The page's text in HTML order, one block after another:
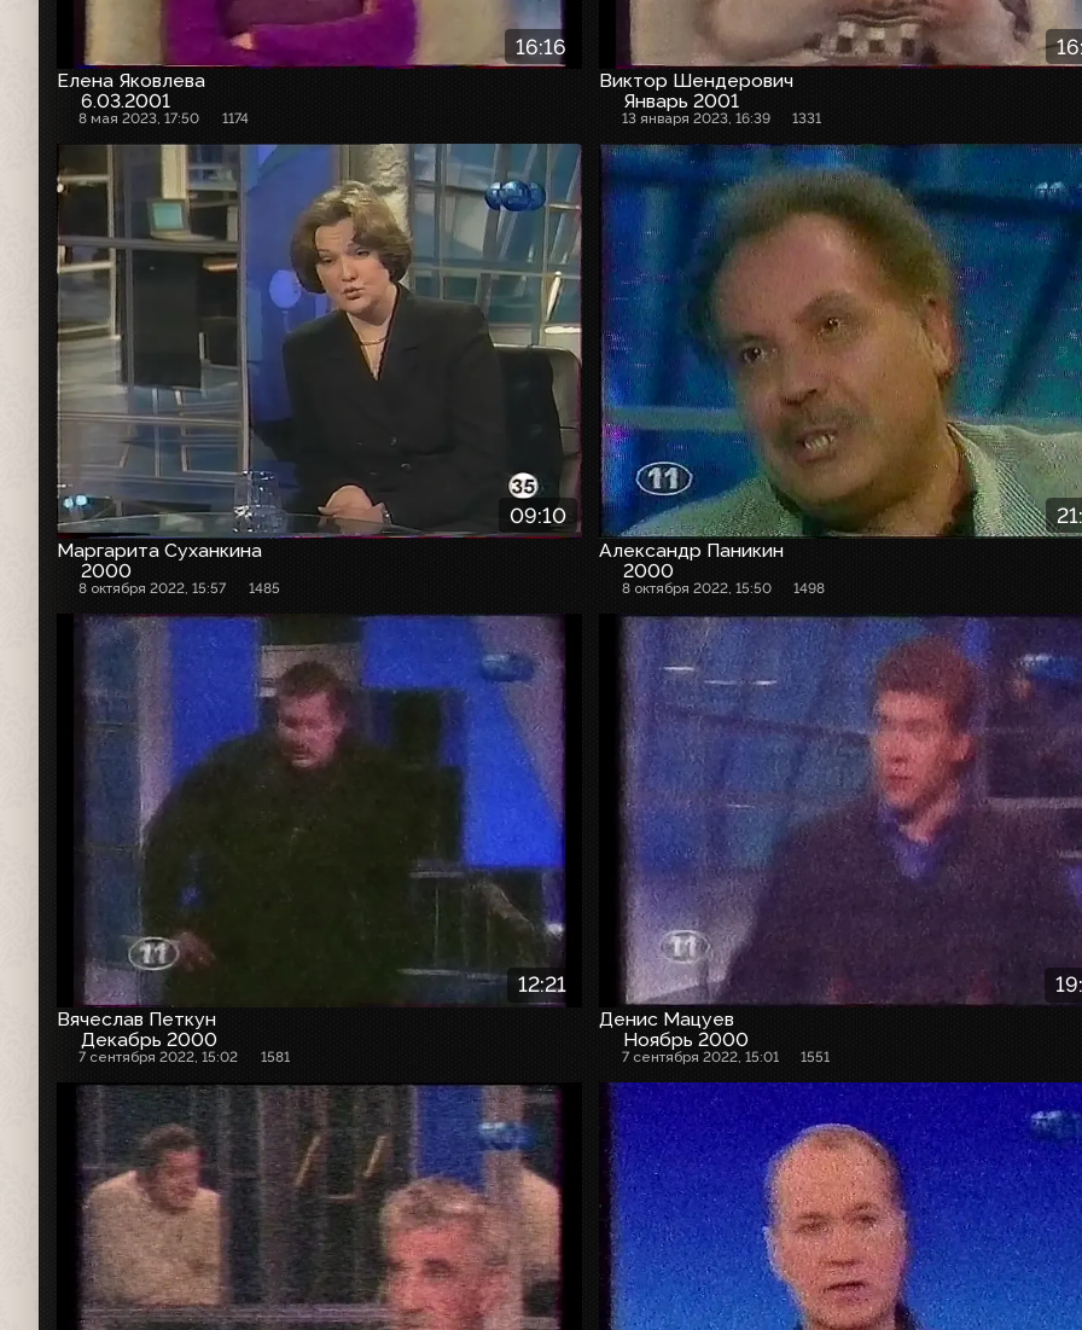
16:16
Елена Яковлева
6.03.2001
8 мая 2023, 17:50 1174
Виктор Шендерович
Январь 2001
13 января 2023, 16:39 1331
09:10
Маргарита Суханкина
2000
8 октября 2022, 15:57 1485
Александр Паникин
2000
8 октября 2022, 15:50 1498
12:21
Вячеслав Петкун
Декабрь 2000
7 сентября 2022, 15:02 1581
Денис Мацуев
Ноябрь 2000
7 сентября 2022, 15:01 1551